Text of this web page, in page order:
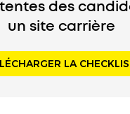
des
un site carrière
LA